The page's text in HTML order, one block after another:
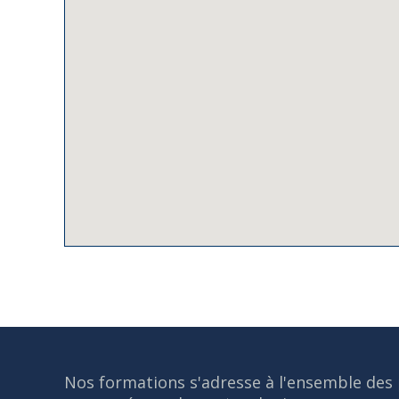
Nos formations s'adresse à l'ensemble